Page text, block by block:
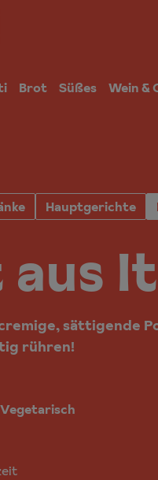
Brot Süßes Wein &
Hauptgerichte
sättigende
rühren!
Vegetarisch